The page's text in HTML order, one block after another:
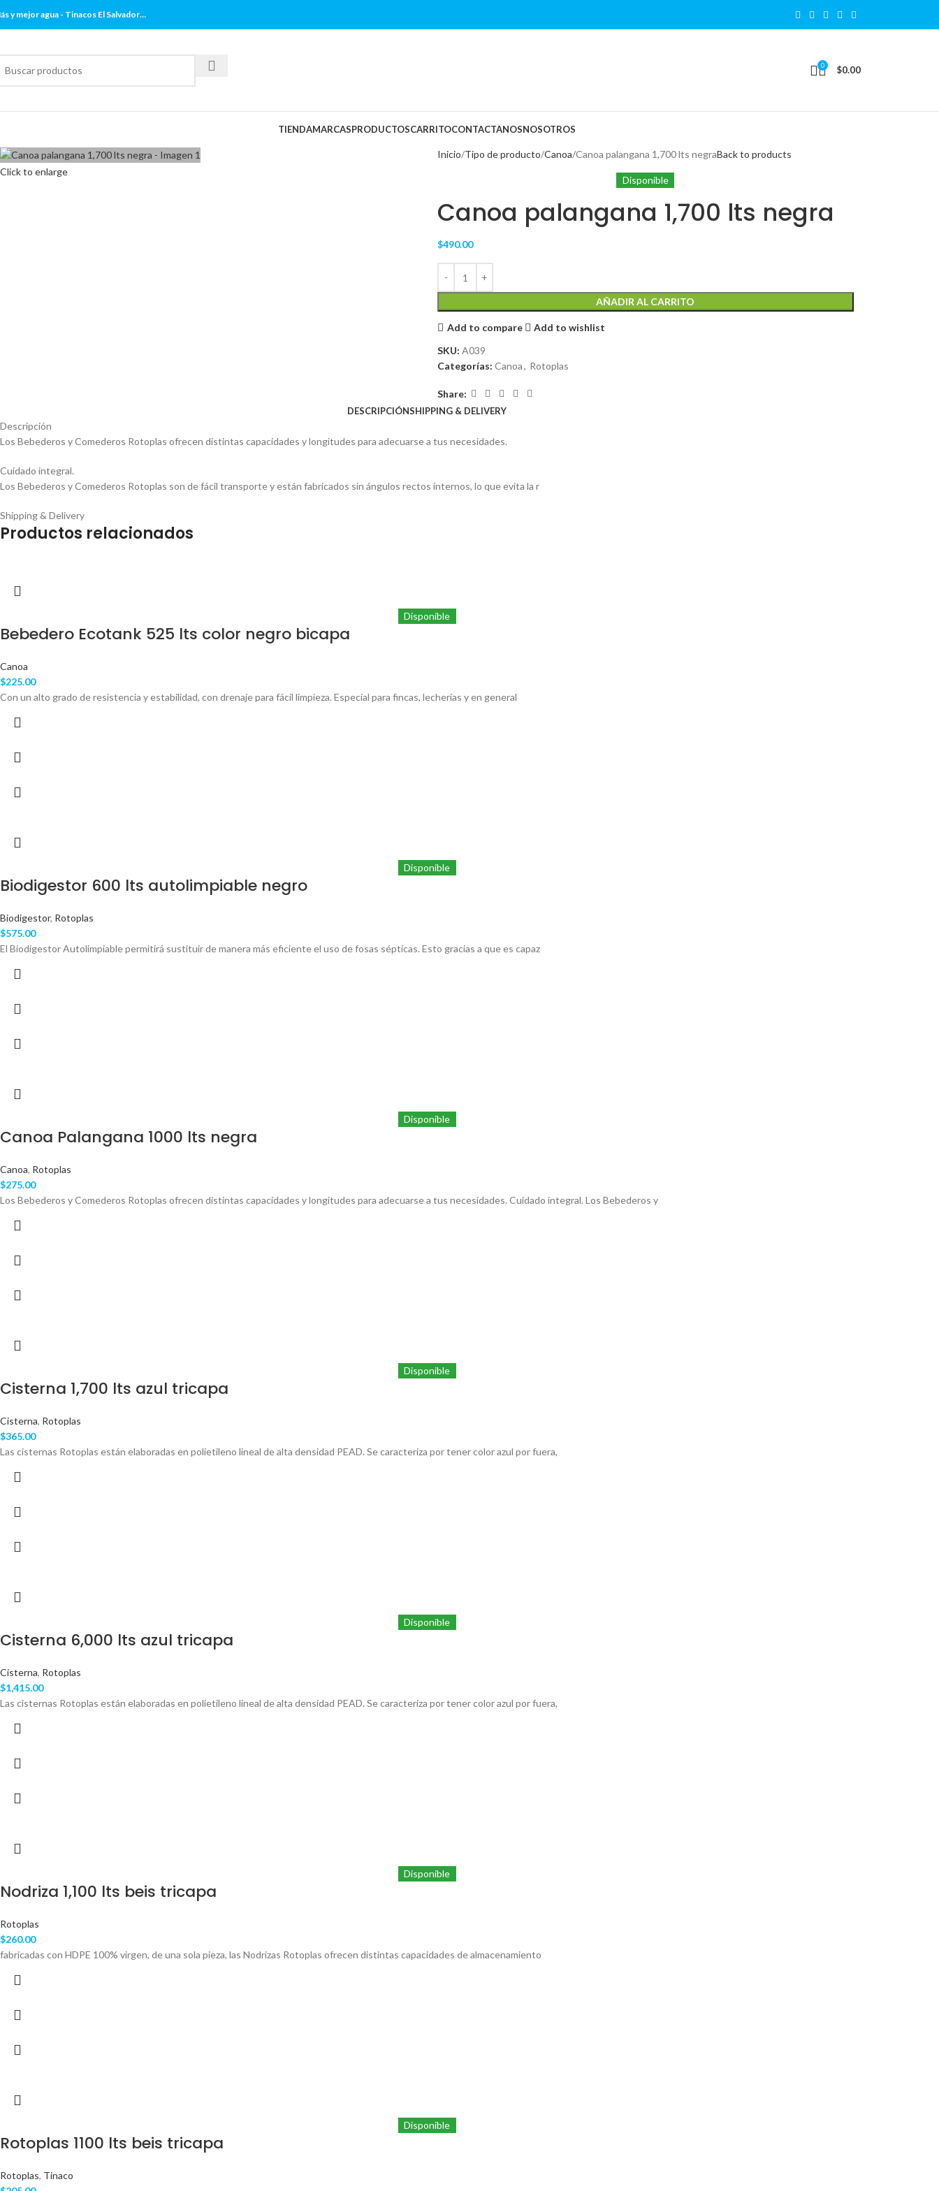
y mejor agua - Tinacos El Salvador…
0 $0.00
TIENDAMARCASPRODUCTOSCARRITOCONTACTANOSNOSOTROS
Click to enlarge
Inicio Tipo de producto Canoa Canoa palangana 1,700 lts negraBack to products
Disponible
Canoa palangana 1,700 lts negra
$490.00
AÑADIR AL CARRITO
Add to compare
Add to wishlist
SKU: A039
Categorías: Canoa, Rotoplas
Share:
DESCRIPCIÓNSHIPPING & DELIVERY
Descripción
Los Bebederos y Comederos Rotoplas ofrecen distintas capacidades y longitudes para adecuarse a tus necesidades.
Cuidado integral.
Los Bebederos y Comederos Rotoplas son de fácil transporte y están fabricados sin ángulos rectos internos, lo que evita la r
Shipping & Delivery
Productos relacionados
Disponible
Bebedero Ecotank 525 lts color negro bicapa
Canoa
$225.00
Con un alto grado de resistencia y estabilidad, con drenaje para fácil limpieza. Especial para fincas, lecherías y en general
Disponible
Biodigestor 600 lts autolimpiable negro
Biodigestor, Rotoplas
$575.00
El Biodigestor Autolimpiable permitirá sustituir de manera más eficiente el uso de fosas sépticas. Esto gracias a que es capaz
Disponible
Canoa Palangana 1000 lts negra
Canoa, Rotoplas
$275.00
Los Bebederos y Comederos Rotoplas ofrecen distintas capacidades y longitudes para adecuarse a tus necesidades. Cuidado integral. Los Bebederos y
Disponible
Cisterna 1,700 lts azul tricapa
Cisterna, Rotoplas
$365.00
Las cisternas Rotoplas están elaboradas en polietileno lineal de alta densidad PEAD. Se caracteriza por tener color azul por fuera,
Disponible
Cisterna 6,000 lts azul tricapa
Cisterna, Rotoplas
$1,415.00
Las cisternas Rotoplas están elaboradas en polietileno lineal de alta densidad PEAD. Se caracteriza por tener color azul por fuera,
Disponible
Nodriza 1,100 lts beis tricapa
Rotoplas
$260.00
fabricadas con HDPE 100% virgen, de una sola pieza, las Nodrizas Rotoplas ofrecen distintas capacidades de almacenamiento
Disponible
Rotoplas 1100 lts beis tricapa
Rotoplas, Tinaco